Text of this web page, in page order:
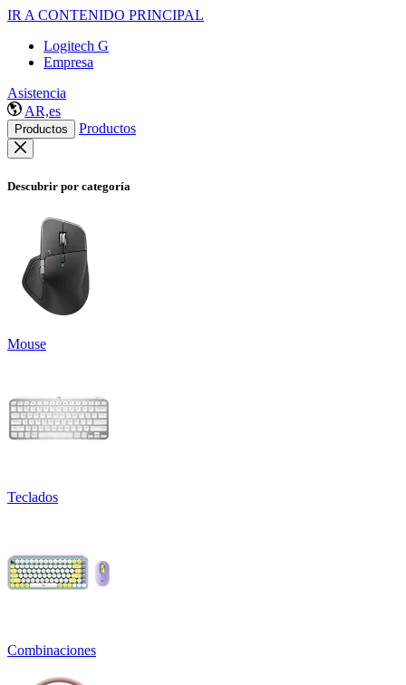
IR A CONTENIDO PRINCIPAL
Logitech G
Empresa
Asistencia
AR,es
Productos Productos
Descubrir por categoría
Mouse
Teclados
Combinaciones